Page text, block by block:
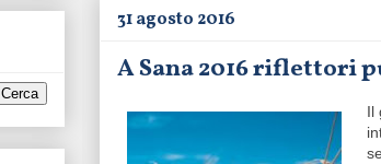
31 agosto 2016
A Sana 2016 riflettori
Il